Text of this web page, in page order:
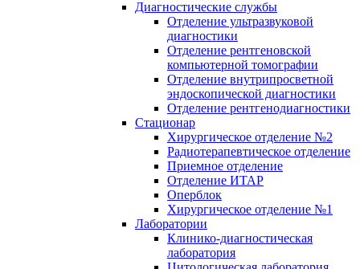
Диагностические службы
Отделение ультразвуковой
диагностики
Отделение рентгеновской
компьютерной томографии
Отделение внутрипросветной
эндоскопической диагностики
Отделение рентгенодиагностики
Стационар
Хирургическое отделение №2
Радиотерапевтическое отделение
Приемное отделение
Отделение ИТАР
Оперблок
Хирургическое отделение №1
Лаборатории
Клинико-диагностическая
лаборатория